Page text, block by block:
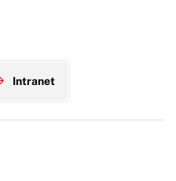
Intranet